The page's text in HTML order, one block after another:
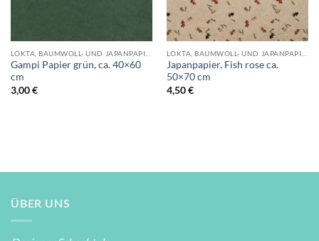
Gampi Papier grün, ca. 40×60
cm
3,00€
Japanpapier, Fish rose ca.
50×70 cm
4,50€
ÜBER UNS